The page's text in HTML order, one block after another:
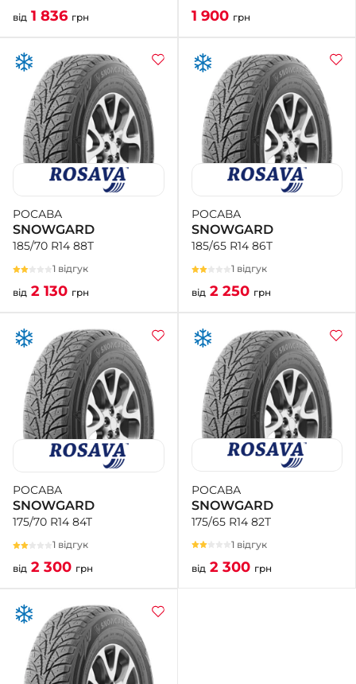
від 1 836 грн 1 900 грн
РОСАВА
SNOWGARD
185/70 R14 88T
1 відгук
від 2 130 грн
РОСАВА
SNOWGARD
185/65 R14 86T
1 відгук
від 2 250 грн
РОСАВА
SNOWGARD
175/70 R14 84T
1 відгук
від 2 300 грн
РОСАВА
SNOWGARD
175/65 R14 82T
1 відгук
від 2 300 грн